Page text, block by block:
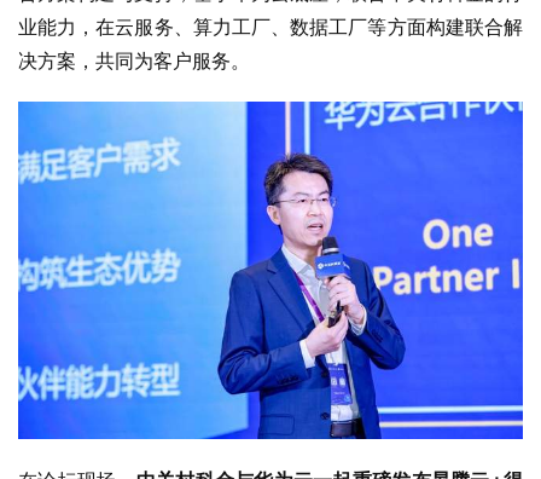
业能力，在云服务、算力工厂、数据工厂等方面构建联合解
决方案，共同为客户服务。